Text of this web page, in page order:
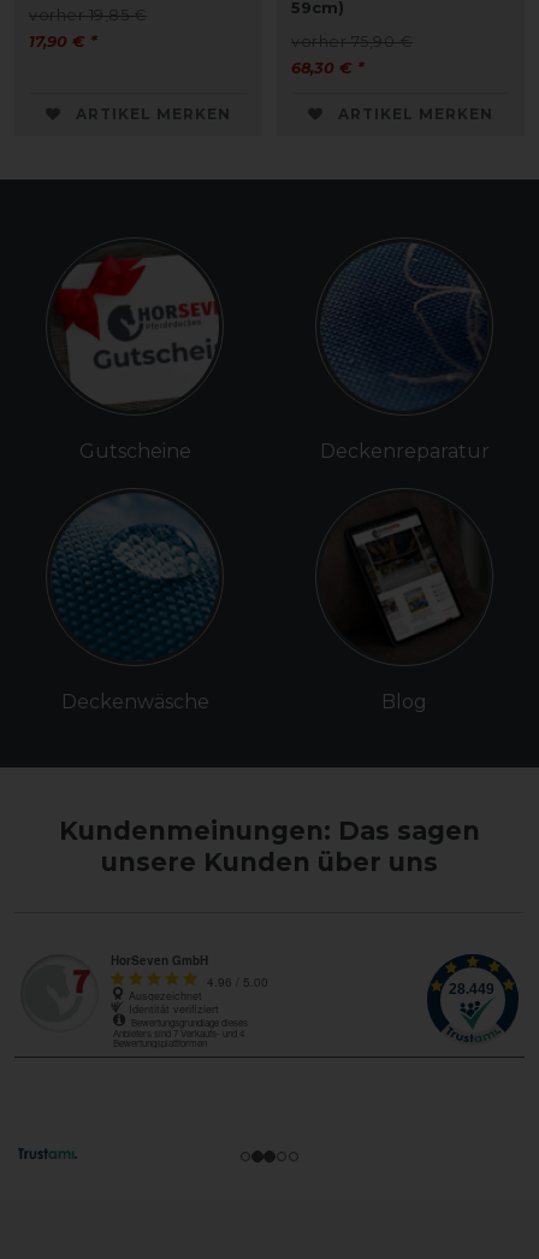
vorher 19,85 €
17,90 € *
ARTIKEL MERKEN
59cm)
vorher 75,90 €
68,30 € *
ARTIKEL MERKEN
Gutscheine
Deckenwäsche
Deckenreparatur
Blog
Kundenmeinungen: Das sagen
unsere Kunden über uns